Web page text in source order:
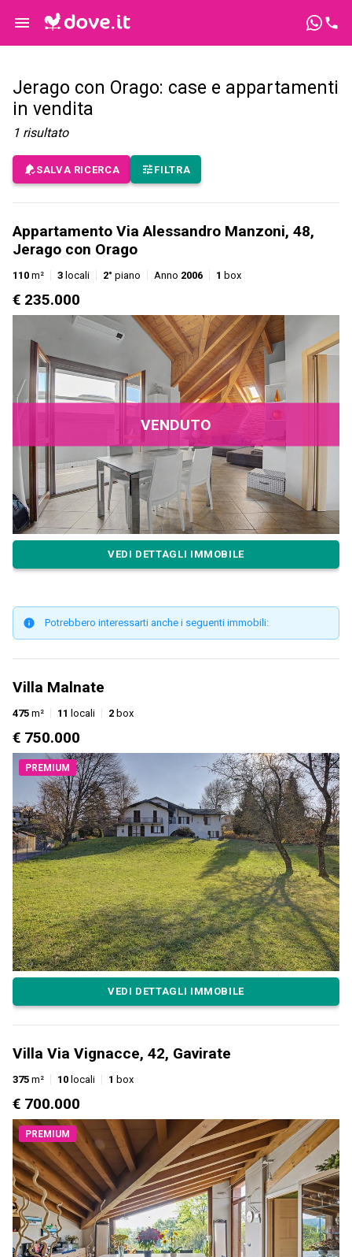
Jerago con Orago: case e appartamenti
in vendita
1 risultato
SALVA RICERCA FILTRA
Appartamento Via Alessandro Manzoni, 48,
Jerago con Orago
110 m² 3 locali 2° piano Anno 2006 1 box
€ 235.000
VENDUTO
VEDI DETTAGLI IMMOBILE
Potrebbero interessarti anche i seguenti immobili:
Villa Malnate
475 m² 11 locali 2 box
€ 750.000
PREMIUM
VEDI DETTAGLI IMMOBILE
Villa Via Vignacce, 42, Gavirate
375 m² 10 locali 1 box
€ 700.000
PREMIUM